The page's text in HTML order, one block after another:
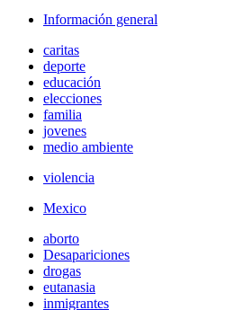
Información general
caritas
deporte
educación
elecciones
familia
jovenes
medio ambiente
violencia
Mexico
aborto
Desapariciones
drogas
eutanasia
inmigrantes